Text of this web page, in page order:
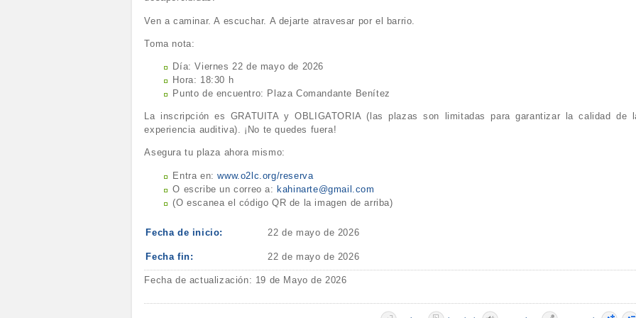
Ven a caminar. A escuchar. A dejarte atravesar por el barrio.
Toma nota:
Día: Viernes 22 de mayo de 2026
Hora: 18:30 h
Punto de encuentro: Plaza Comandante Benítez
La inscripción es GRATUITA y OBLIGATORIA (las plazas son limitadas para garantizar la calidad de
experiencia auditiva). ¡No te quedes fuera!
Asegura tu plaza ahora mismo:
Entra en:www.o2lc.org/reserva
O escribe un correo a:kahinarte@gmail.com
(O escanea el código QR de la imagen de arriba)
Fecha de inicio: 22 de mayo de 2026
Fecha fin: 22 de mayo de 2026
Fecha de actualización: 19 de Mayo de 2026